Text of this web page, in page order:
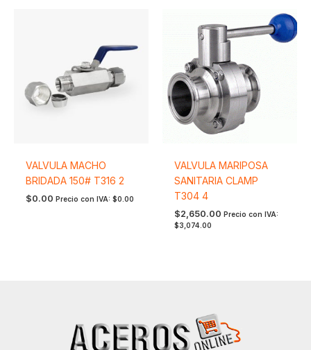
VALVULA MACHO
BRIDADA 150# T316 2
$0.00 Precio con IVA: $0.00
VALVULA MARIPOSA
SANITARIA CLAMP
T304 4
$2,650.00 Precio con IVA:
$3,074.00